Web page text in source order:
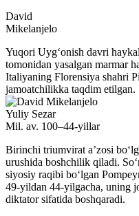
David
Mikelanjelo
Yuqori Uygʻonish davri
tomonidan yasalgan marmar
Italiyaning Florensiya shahri
jamoatchilikka taqdim etilgan.
Yuliy Sezar
Mil. av. 100–44-yillar
Birinchi triumvirat aʼzosi
urushida boshchilik qiladi.
siyosiy raqibi boʻlgan
49-yildan 44-yilgacha, uning
diktator sifatida boshqaradi.